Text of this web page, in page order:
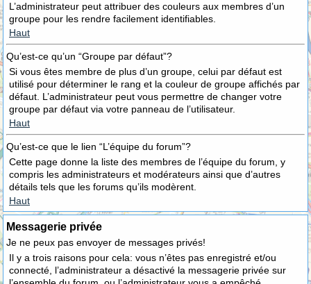
L’administrateur peut attribuer des couleurs aux membres d’un
groupe pour les rendre facilement identifiables.
Haut
Qu’est-ce qu’un “Groupe par défaut”?
Si vous êtes membre de plus d’un groupe, celui par défaut est
utilisé pour déterminer le rang et la couleur de groupe affichés par
défaut. L’administrateur peut vous permettre de changer votre
groupe par défaut via votre panneau de l’utilisateur.
Haut
Qu’est-ce que le lien “L’équipe du forum”?
Cette page donne la liste des membres de l’équipe du forum, y
compris les administrateurs et modérateurs ainsi que d’autres
détails tels que les forums qu’ils modèrent.
Haut
Messagerie privée
Je ne peux pas envoyer de messages privés!
Il y a trois raisons pour cela: vous n’êtes pas enregistré et/ou
connecté, l’administrateur a désactivé la messagerie privée sur